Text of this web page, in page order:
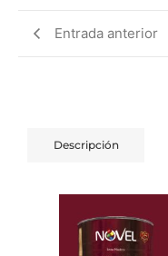
Entrada anterior
Descripción